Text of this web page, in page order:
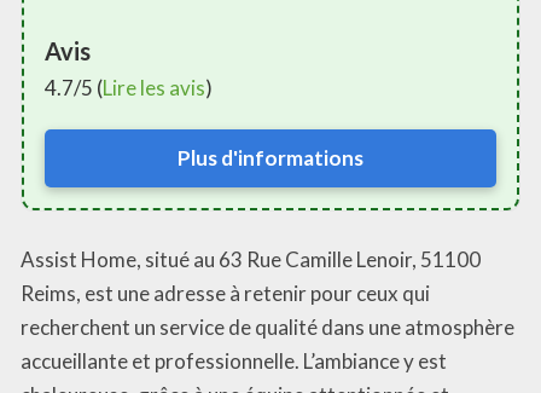
Avis
4.7/5 (Lire les avis)
Plus d'informations
Assist Home, situé au 63 Rue Camille Lenoir, 51100
Reims, est une adresse à retenir pour ceux qui
recherchent un service de qualité dans une atmosphère
accueillante et professionnelle. L’ambiance y est